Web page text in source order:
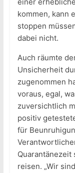
kommen, kann
stoppen
dabei nicht.
Auch räumte
Unsicherheit
zugenommen
voraus, egal,
zuversichtlich
positiv
für
Quarantänezeit
reisen. „Wir